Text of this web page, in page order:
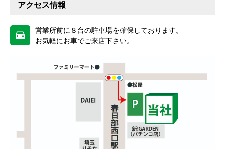
アクセス情報
営業所前に８台の駐車場を確保しております。
お気軽にお車でご来店下さい。